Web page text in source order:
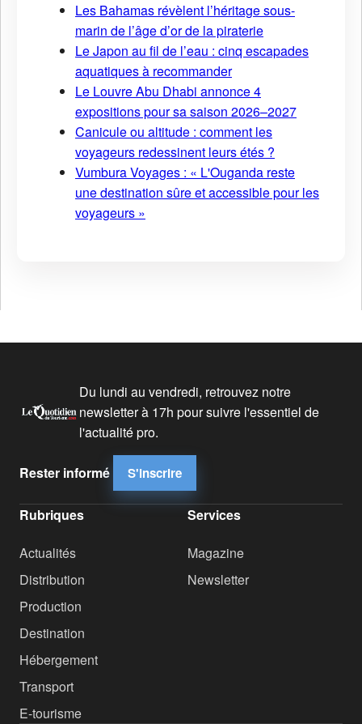
Les Bahamas révèlent l’héritage sous-
marin de l’âge d’or de la piraterie
Le Japon au fil de l’eau : cinq escapades
aquatiques à recommander
Le Louvre Abu Dhabi annonce 4
expositions pour sa saison 2026–2027
Canicule ou altitude : comment les
voyageurs redessinent leurs étés ?
Vumbura Voyages : « L'Ouganda reste
une destination sûre et accessible pour les
voyageurs »
Du lundi au vendredi, retrouvez notre
newsletter à 17h pour suivre l'essentiel de
l'actualité pro.
Rester informé S'inscrire
Rubriques
Actualités
Distribution
Production
Destination
Hébergement
Transport
E-tourisme
Services
Magazine
Newsletter